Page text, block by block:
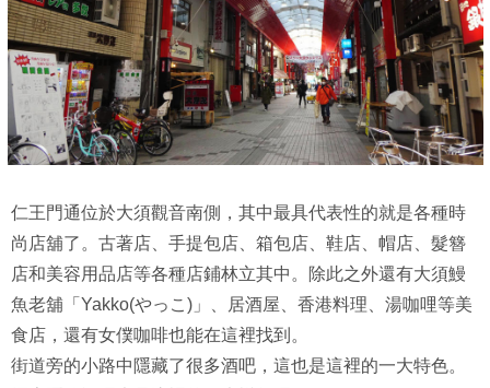
仁王門通位於大須觀音南側，其中最具代表性的就是各種時
尚店舖了。古著店、手提包店、箱包店、鞋店、帽店、髮簪
店和美容用品店等各種店鋪林立其中。除此之外還有大須鰻
魚老舖「Yakko(やっこ)」、居酒屋、香港料理、湯咖哩等美
食店，還有女僕咖啡也能在這裡找到。
街道旁的小路中隱藏了很多酒吧，這也是這裡的一大特色。